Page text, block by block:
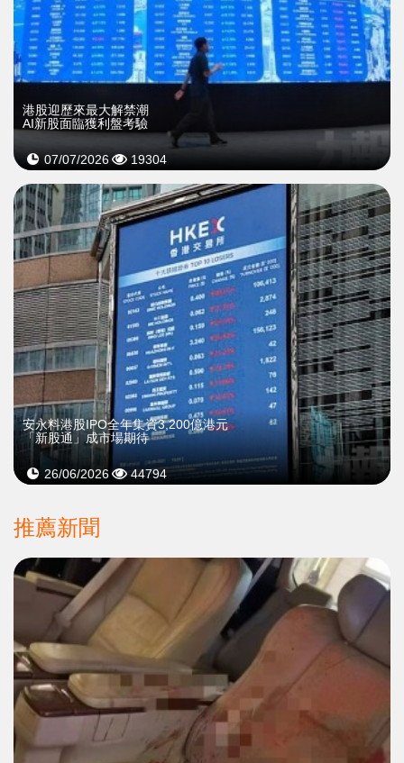
港股迎歷來最大解禁潮
AI新股面臨獲利盤考驗
07/07/2026 19304
安永料港股IPO全年集資3,200億港元
「新股通」成市場期待
26/06/2026 44794
推薦新聞